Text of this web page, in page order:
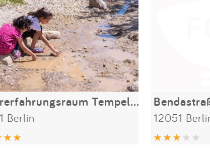
Naturerfahrungsraum Tempelschlucht
Berlin 12051